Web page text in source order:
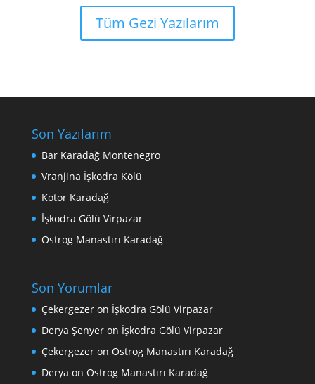
Tüm Gezi Yazılarım
Son Yazılarım
Bar Karadağ Montenegro
Vranjina İşkodra Kölü
Kotor Karadağ
İşkodra Gölü Virpazar
Ostrog Manastırı Karadağ
Son Yorumlar
Çekergezeron İşkodra Gölü Virpazar
Derya Şenyeron İşkodra Gölü Virpazar
Çekergezeron Ostrog Manastırı Karadağ
Derya on Ostrog Manastırı Karadağ